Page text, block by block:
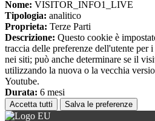
Nome: VISITOR_INFO1_LIVE
Tipologia: analitico
Proprieta: Terze Parti
Descrizione: Questo cookie è
traccia delle preferenze dell'utente per
nei siti; può anche determinare se il
utilizzando la nuova o la vecchia
Youtube.
Durata: 6 mesi
Accetta tutti Salva le preferenze